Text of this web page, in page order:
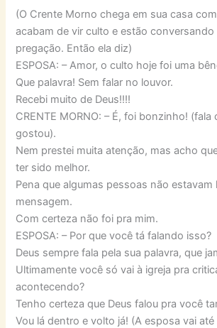
(O Crente Morno chega em sua casa
acabam de vir culto e estão conversando
pregação. Então ela diz)
ESPOSA: – Amor, o culto hoje foi uma
Que palavra! Sem falar no louvor.
Recebi muito de Deus!!!!
CRENTE MORNO: – É, foi bonzinho!
gostou).
Nem prestei muita atenção, mas acho
ter sido melhor.
Pena que algumas pessoas não estavam
mensagem.
Com certeza não foi pra mim.
ESPOSA: – Por que você tá falando isso?
Deus sempre fala pela sua palavra, que
Ultimamente você só vai à igreja pra
acontecendo?
Tenho certeza que Deus falou pra você
Vou lá dentro e volto já! (A esposa vai